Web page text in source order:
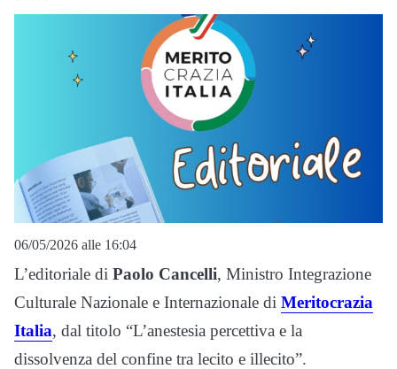
06/05/2026 alle 16:04
L’editoriale di Paolo Cancelli, Ministro Integrazione
Culturale Nazionale e Internazionale di Meritocrazia
Italia, dal titolo “L’anestesia percettiva e la
dissolvenza del confine tra lecito e illecito”.